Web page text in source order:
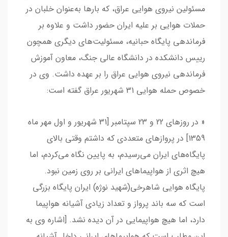
مسئولین نیروی هوایی عراق، که بارها به‌عنوان خلبان در
حملات هوایی بر علیه ایران حضور داشت و علاوه بر
فرماندهی پایگاه حبانیه، مسئولیت‌های دیگری همچون
رییس دانشکده در دانشگاه عالی جنگ، معاون آموزش
فرماندهی نیروی هوایی عراق را بر عهده داشت. وی در
خصوص حمله هوایی 31 شهریور عراق گفته است:
« در روزهای 22 و 23 سپتامبر [31 شهریور و اول مهر ماه
1359] در پروازهای متعددی که داشتم وقتی بالای
پایگاه‌های ایران می‌رسیدم، به پایین نگاه می‌کردم، اما
هیچ اثری از هواپیماهای ایرانی بر روی زمین نبود.
پایگاه‌ هوایی شاهرخی(شهید نوژه) ایران پایگاه بزرگی
است که سه باند پرواز و تعداد زیادی آشیانه هواپیما
دارد، اما هیچ هواپیمایی در آن دیده نشد. [اشاره وی به